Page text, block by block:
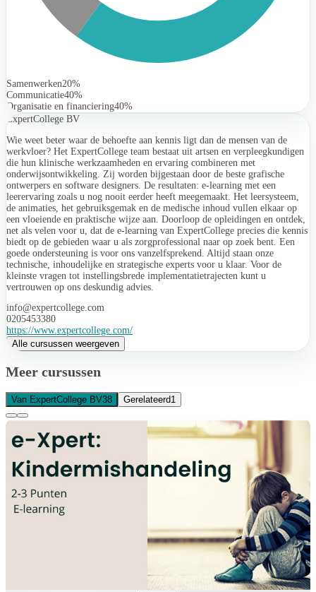
Samenwerken20%
Communicatie40%
Organisatie en financiering40%
ExpertCollege BV
Wie weet beter waar de behoefte aan kennis ligt dan de mensen van de
werkvloer? Het ExpertCollege team bestaat uit artsen en verpleegkundigen
die hun klinische werkzaamheden en ervaring combineren met
onderwijsontwikkeling. Zij worden bijgestaan door de beste grafische
ontwerpers en software designers. De resultaten: e-learning met een
leerervaring zoals u nog nooit eerder heeft meegemaakt. Het leersysteem,
de animaties, het gebruiksgemak en de medische inhoud vullen elkaar op
een vloeiende en praktische wijze aan. Doorloop de opleidingen en ontdek,
net als velen voor u, dat de e-learning van ExpertCollege precies die kennis
biedt op de gebieden waar u als zorgprofessional naar op zoek bent. Een
goede ondersteuning is voor ons vanzelfsprekend. Altijd staan onze
technische, inhoudelijke en strategische experts voor u klaar. Voor de
kleinste vragen tot instellingsbrede implementatietrajecten kunt u
vertrouwen op ons deskundig advies.
info@expertcollege.com
0205453380
https://www.expertcollege.com/
Alle cursussen weergeven
Meer cursussen
Van ExpertCollege BV38 Gerelateerd1